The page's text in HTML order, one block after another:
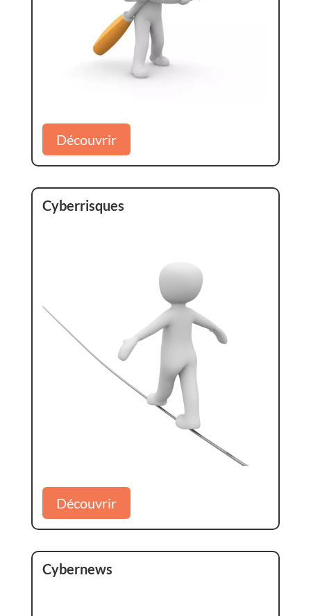
Découvrir
Cyberrisques
Découvrir
Cybernews